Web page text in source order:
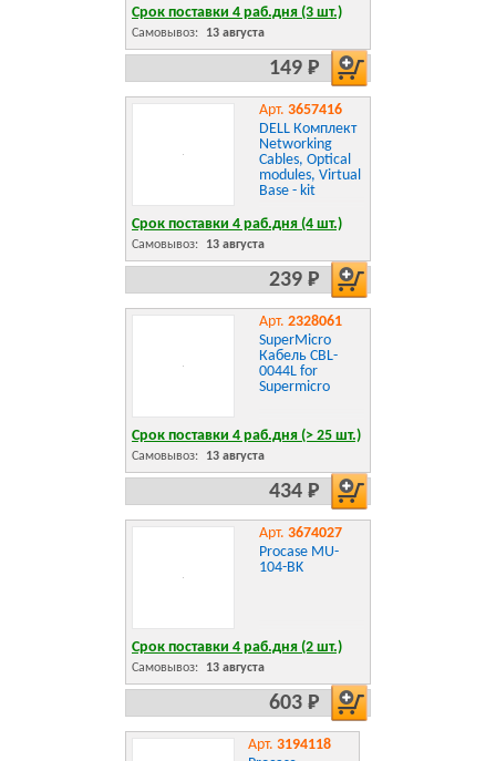
HDD 3.5" в
отсек 5.25"}
Срок поставки 4 раб.дня (3 шт.)
Самовывоз: 13 августа
149 Р
Арт. 3657416
DELL Комплект
Networking
Cables, Optical
modules, Virtual
Base - kit
Срок поставки 4 раб.дня (4 шт.)
Самовывоз: 13 августа
239 Р
Арт. 2328061
SuperMicro
Кабель CBL-
0044L for
Supermicro
Срок поставки 4 раб.дня (> 25 шт.)
Самовывоз: 13 августа
434 Р
Арт. 3674027
Procase MU-
104-BK
Срок поставки 4 раб.дня (2 шт.)
Самовывоз: 13 августа
603 Р
Арт. 3194118